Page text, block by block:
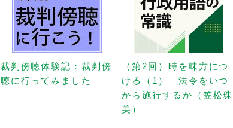
裁判傍聴体験記：裁判傍
聴に行ってみました
（第2回）時を味方につ
ける（1）—法令をいつ
から施行するか（笠松珠
美）